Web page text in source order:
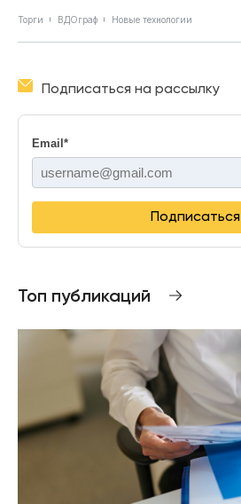
Торги ВДОграф Новые технологии
Подписаться на рассылку
Email *
Подписаться
Топ публикаций